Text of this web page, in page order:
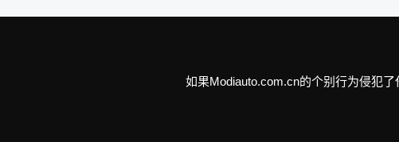
如果Modiauto.com.cn的个别行为侵犯